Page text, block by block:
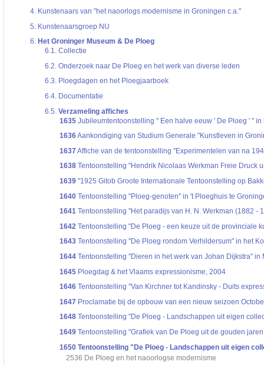
4.Kunstenaars van "het naoorlogs modernisme in Groningen c.a."
5. Kunstenaarsgroep NU
6. Het Groninger Museum & De Ploeg
6.1.Collectie
6.2.Onderzoek naar De Ploeg en het werk van diverse leden
6.3.Ploegdagen en het Ploegjaarboek
6.4.Documentatie
6.5. Verzameling affiches
1635Jubileumtentoonstelling " Een halve eeuw ' De Ploeg ' " in
1636Aankondiging van Studium Generale "Kunstleven in
1637Affiche van de tentoonstelling "Experimentelen van na
1638Tentoonstelling "Hendrik Nicolaas Werkman Freie Druck
1639"1925 Gitob Groote Internationale Tentoonstelling op
1640Tentoonstelling "Ploeg-genoten" in 't Ploeghuis te
1641Tentoonstelling "Het paradijs van H. N. Werkman (1882 -
1642 Tentoonstelling "De Ploeg - een keuze uit de provinciale
1643Tentoonstelling "De Ploeg rondom Verhildersum" in het
1644Tentoonstelling "Dieren in het werk van Johan Dijkstra" in
1645Ploegdag & het Vlaams expressionisme, 2004
1646Tentoonstelling "Van Kirchner tot Kandinsky - Duits
1647Proclamatie bij de opbouw van een nieuw seizoen
1648Tentoonstelling "De Ploeg - Landschappen uit eigen
1649Tentoonstelling "Grafiek van De Ploeg uit de gouden
1650 Tentoonstelling "De Ploeg - Landschappen uit eigen
2536 De Ploeg en het naoorlogse modernisme